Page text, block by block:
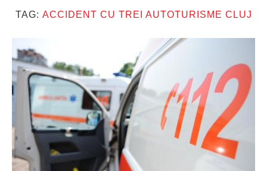
TAG: ACCIDENT CU TREI AUTOTURISME CLUJ